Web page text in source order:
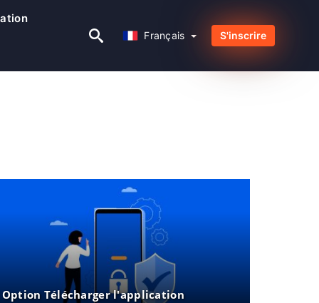
Français
Français S'inscrire
Option Télécharger l'application